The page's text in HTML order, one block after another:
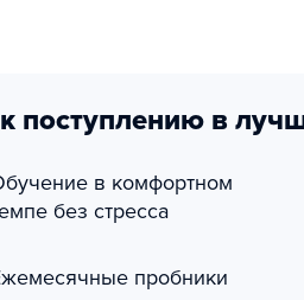
поступлению в
в комфортном
без стресса
пробники